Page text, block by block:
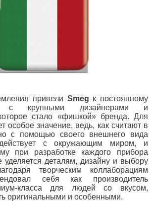
привели Smeg к постоянному
с крупными дизайнерами и
стало «фишкой» бренда. Для
особое значение, ведь, как считают в
с помощью своего внешнего вида
с окружающим миром, и
при разработке каждого прибора
уделяется деталям, дизайну и выбору
творческим коллаборациям
себя как производитель
класса для людей со вкусом,
оригинальными и особенными.